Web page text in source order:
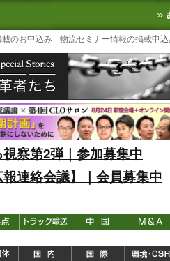
物流ニュースサイト
3PL, SCMなど国内
のお申込み 物流セミナー情報の掲載申
察第2弾｜参加募集中
連絡会議】｜会員募集中